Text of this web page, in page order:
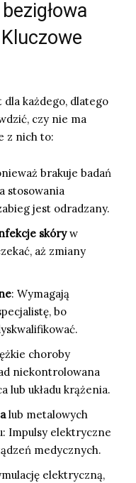
każdego, dlatego
czy nie ma
z nich to:
brakuje badań
stosowania
jest odradzany.
skóryw
aż zmiany
: Wymagają
bo
choroby
niekontrolowana
lub układu krążenia.
lub metalowych
Impulsy elektryczne
medycznych.
elektryczną,